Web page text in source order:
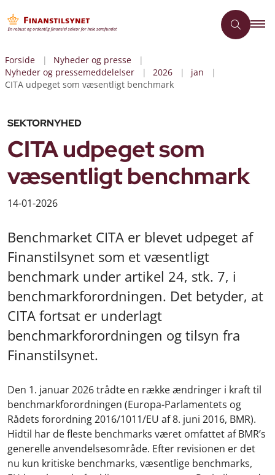
Forside
Nyheder og presse
Nyheder og pressemeddelelser
2026
jan
CITA udpeget som væsentligt benchmark
SEKTORNYHED
CITA udpeget som
væsentligt benchmark
14-01-2026
Benchmarket CITA er blevet udpeget af
Finanstilsynet som et væsentligt
benchmark under artikel 24, stk. 7, i
benchmarkforordningen. Det betyder, at
CITA fortsat er underlagt
benchmarkforordningen og tilsyn fra
Finanstilsynet.
Den 1. januar 2026 trådte en række ændringer i kraft til
benchmarkforordningen (Europa-Parlamentets og
Rådets forordning 2016/1011/EU af 8. juni 2016, BMR).
Hidtil har de fleste benchmarks været omfattet af BMR’s
generelle anvendelsesområde. Efter revisionen er det
nu kun kritiske benchmarks, væsentlige benchmarks,